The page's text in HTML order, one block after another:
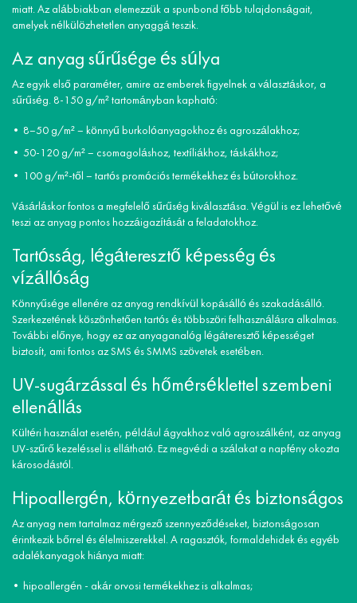
miatt. Az alábbiakban elemezzük a spunbond főbb tulajdonságait,
amelyek nélkülözhetetlen anyaggá teszik.
Az anyag sűrűsége és súlya
Az egyik első paraméter, amire az emberek figyelnek a választáskor, a
sűrűség. 8-150 g/m² tartományban kapható:
8–50 g/m² – könnyű burkolóanyagokhoz és agroszálakhoz;
50-120 g/m² – csomagoláshoz, textíliákhoz, táskákhoz;
100 g/m²-től – tartós promóciós termékekhez és bútorokhoz.
Vásárláskor fontos a megfelelő sűrűség kiválasztása. Végül is ez lehetővé
teszi az anyag pontos hozzáigazítását a feladatokhoz.
Tartósság, légáteresztő képesség és
vízállóság
Könnyűsége ellenére az anyag rendkívül kopásálló és szakadásálló.
Szerkezetének köszönhetően tartós és többszöri felhasználásra alkalmas.
További előnye, hogy ez az anyaganalóg légáteresztő képességet
biztosít, ami fontos az SMS és SMMS szövetek esetében.
UV-sugárzással és hőmérséklettel szembeni
ellenállás
Kültéri használat esetén, például ágyakhoz való agroszálként, az anyag
UV-szűrő kezeléssel is ellátható. Ez megvédi a szálakat a napfény okozta
károsodástól.
Hipoallergén, környezetbarát és biztonságos
Az anyag nem tartalmaz mérgező szennyeződéseket, biztonságosan
érintkezik bőrrel és élelmiszerekkel. A ragasztók, formaldehidek és egyéb
adalékanyagok hiánya miatt:
hipoallergén - akár orvosi termékekhez is alkalmas;